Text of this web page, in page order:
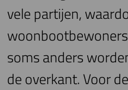
vele partijen,
soms anders
de overkant. Voor